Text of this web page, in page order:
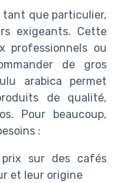
tant que particulier,
exigeants. Cette
professionnels ou
de gros
arabica permet
de qualité,
Pour beaucoup,
:
sur des cafés
et leur origine